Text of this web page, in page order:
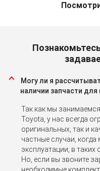
Могу ли я
наличии запчасти
Так как мы
Toyota, у нас всегда
оригинальных, так и
частные случаи,
эксплуатации, в таких
Но, если вы звоните